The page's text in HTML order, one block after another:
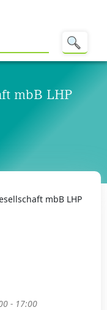
mbB LHP
mbB LHP
- 17:00